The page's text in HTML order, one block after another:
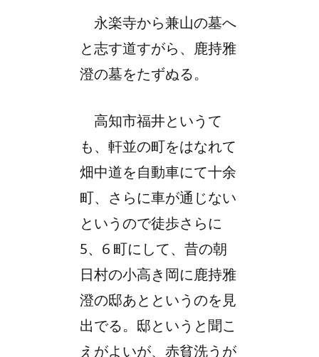
永楽寺から兼山の墓へ
と志す道すがら、鹿持雅
澄の墓をたずぬる。
高知市福井というて
も、軒並の町をはなれて
畑中道を自動車にて十余
町、さらに車が通じない
というので徒歩さらに
5、6 町にして、昔の朝
日村の小高き岡に鹿持雅
澄の邸あとというのを見
出でる。邸というと聞こ
えがよいが、赤貧洗うが